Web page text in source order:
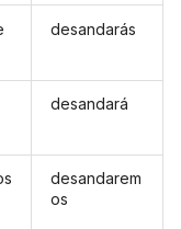
desandarás
desandará
desandarem
os